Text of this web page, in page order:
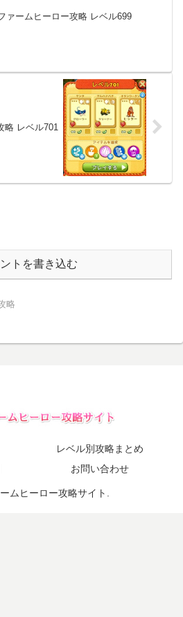
ァームヒーロー攻略 レベル699
略 レベル701
トを書き込む
略
レベル別攻略まとめ
お問い合わせ
ムヒーロー攻略サイト.